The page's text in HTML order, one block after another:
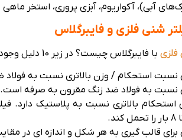
آبی)، آکواریوم، آبزی پروری، استخر
شنی فلزی و فایبرگلاس
فلزی با فایبرگلاس چیست؟ در زیر 10 دلیل وجود دارد که چرا فیلتر فایبرگلاس برای کاربرد تصفیه آب بهتر است.
/ وزن بالاتری نسبت به فولاد ضد زنگ دارد. 1/3 سبک تر از فولاد است در حالی که
نسبت به فولاد ضد زنگ مقرون به صرفه است.
برای قالب گیری به هر شکل و اندازه ای در